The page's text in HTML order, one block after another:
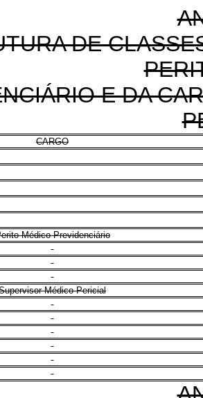
DE
E DA
CARGO
Médico Previdenciário
Médico-Pericial